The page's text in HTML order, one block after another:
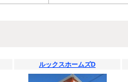
ルックスホームズD